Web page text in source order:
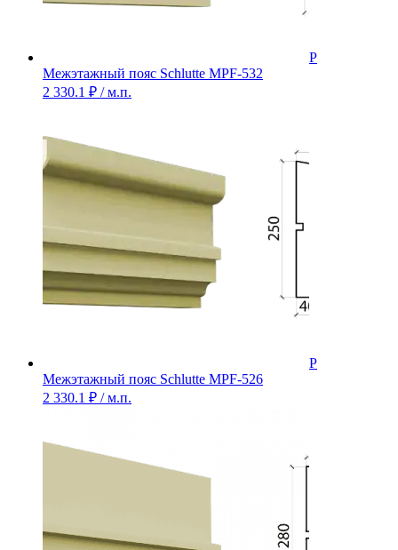
Межэтажный пояс Schlutte MPF-532
2 330.1 ₽ / м.п.
Межэтажный пояс Schlutte MPF-526
2 330.1 ₽ / м.п.